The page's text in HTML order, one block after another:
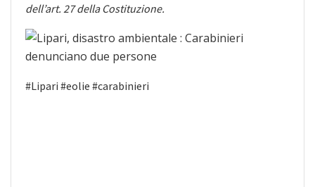
dell’art. 27 della Costituzione.
#Lipari #eolie #carabinieri